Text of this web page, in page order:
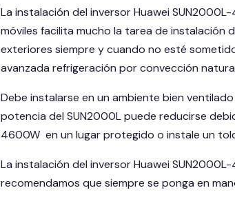
La instalación del inversor Huawei
móviles facilita mucho la tarea de instalación
exteriores siempre y cuando no esté
avanzada refrigeración por convección
Debe instalarse en un ambiente bien
potencia del SUN2000L puede reducirse
4600W en un lugar protegido o instale un
La instalación del inversor Huawei
recomendamos que siempre se ponga en